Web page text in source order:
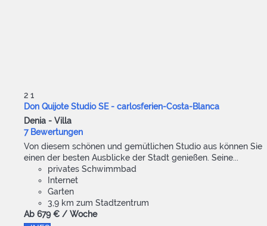
2 1
Don Quijote Studio SE - carlosferien-Costa-Blanca
Denia - Villa
7 Bewertungen
Von diesem schönen und gemütlichen Studio aus können Sie
einen der besten Ausblicke der Stadt genießen. Seine...
privates Schwimmbad
Internet
Garten
3,9 km zum Stadtzentrum
Ab 679 € / Woche